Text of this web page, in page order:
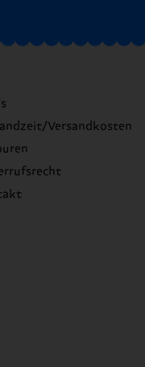
Versandkosten